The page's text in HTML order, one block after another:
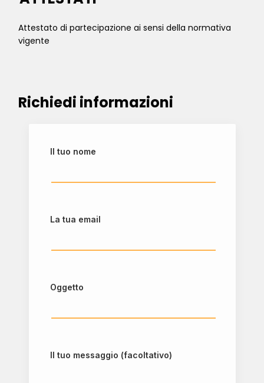
Attestato di partecipazione ai sensi della normativa
vigente
Richiedi informazioni
Il tuo nome
La tua email
Oggetto
Il tuo messaggio (facoltativo)